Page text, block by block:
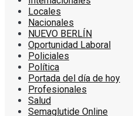
Locales
Nacionales
NUEVO BERLÍN
Oportunidad Laboral
Policiales
Política
Portada del día de hoy
Profesionales
Salud
Semaglutide Online